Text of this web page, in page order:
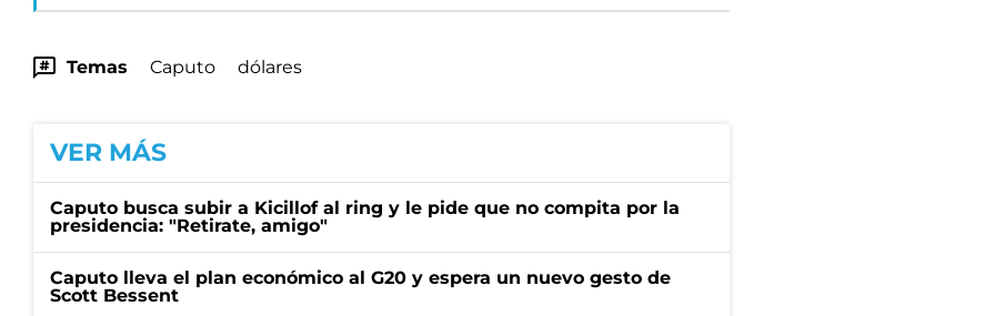
Temas Caputo dólares
VER MÁS
Caputo busca subir a Kicillof al ring y le pide que no compita por la
presidencia: "Retirate, amigo"
Caputo lleva el plan económico al G20 y espera un nuevo gesto de
Scott Bessent